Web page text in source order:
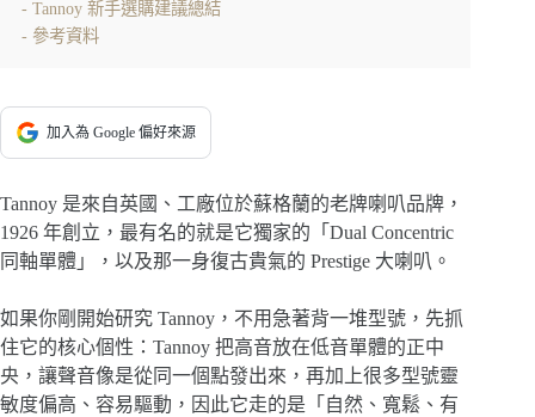
Tannoy 新手選購建議總結
參考資料
加入為 Google 偏好來源
Tannoy 是來自英國、工廠位於蘇格蘭的老牌喇叭品牌，
1926 年創立，最有名的就是它獨家的「Dual Concentric
同軸單體」，以及那一身復古貴氣的 Prestige 大喇叭。
如果你剛開始研究 Tannoy，不用急著背一堆型號，先抓
住它的核心個性：Tannoy 把高音放在低音單體的正中
央，讓聲音像是從同一個點發出來，再加上很多型號靈
敏度偏高、容易驅動，因此它走的是「自然、寬鬆、有